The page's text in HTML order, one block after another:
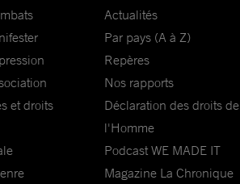
soit
et droits
Actualités
Par pays (A à Z)
Repères
Nos rapports
Déclaration des droits de
l'Homme
Podcast WE MADE IT
Magazine La Chronique